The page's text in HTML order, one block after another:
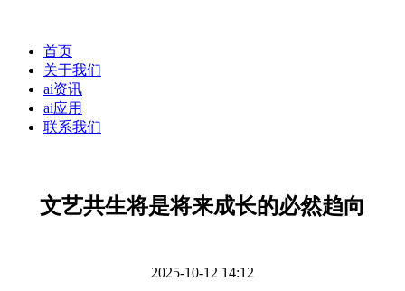
首页
关于我们
ai资讯
ai应用
联系我们
文艺共生将是将来成长的必然趋向
2025-10-12 14:12